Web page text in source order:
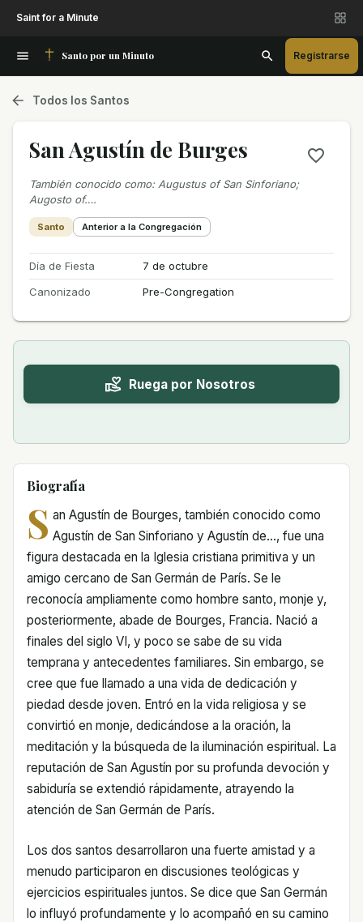
Saint for a Minute
Santo por un Minuto Registrarse
Todos los Santos
San Agustín de Burges
También conocido como: Augustus of San Sinforiano;
Augosto of….
Santo Anterior a la Congregación
Día de Fiesta
7 de octubre
Canonizado
Pre-Congregation
Ruega por Nosotros
Biografía
S an Agustín de Bourges, también conocido como
Agustín de San Sinforiano y Agustín de..., fue una
figura destacada en la Iglesia cristiana primitiva y un
amigo cercano de San Germán de París. Se le
reconocía ampliamente como hombre santo, monje y,
posteriormente, abade de Bourges, Francia. Nació a
finales del siglo VI, y poco se sabe de su vida
temprana y antecedentes familiares. Sin embargo, se
cree que fue llamado a una vida de dedicación y
piedad desde joven. Entró en la vida religiosa y se
convirtió en monje, dedicándose a la oración, la
meditación y la búsqueda de la iluminación espiritual. La
reputación de San Agustín por su profunda devoción y
sabiduría se extendió rápidamente, atrayendo la
atención de San Germán de París.
Los dos santos desarrollaron una fuerte amistad y a
menudo participaron en discusiones teológicas y
ejercicios espirituales juntos. Se dice que San Germán
lo influyó profundamente y lo acompañó en su camino